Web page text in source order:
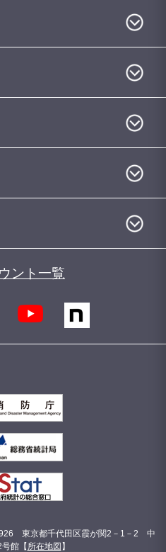
ント一覧
東京都千代田区霞が関2－1－2 中
館【 所在地図 】